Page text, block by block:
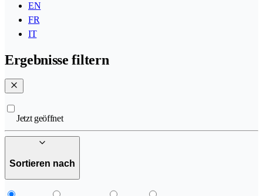
EN
FR
IT
Ergebnisse filtern
Jetzt geöffnet
Sortieren nach